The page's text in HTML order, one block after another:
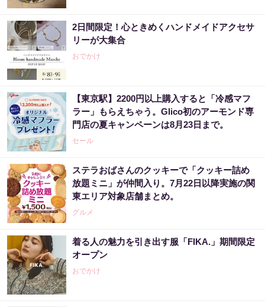
2日間限定！心ときめくハンドメイドアクセサ
リーが大集合
おでかけ
【東京駅】2200円以上購入すると「冷感マフ
ラー」もらえちゃう。Glico初のアーモンド専
門店の夏キャンペーンは8月23日まで。
セール
ステラおばさんのクッキーで「クッキー詰め
放題ミニ」が仲間入り。7月22日以降実施の関
東エリア対象店舗まとめ。
グルメ
着る人の魅力を引き出す服「FIKA.」期間限定
オープン
おでかけ